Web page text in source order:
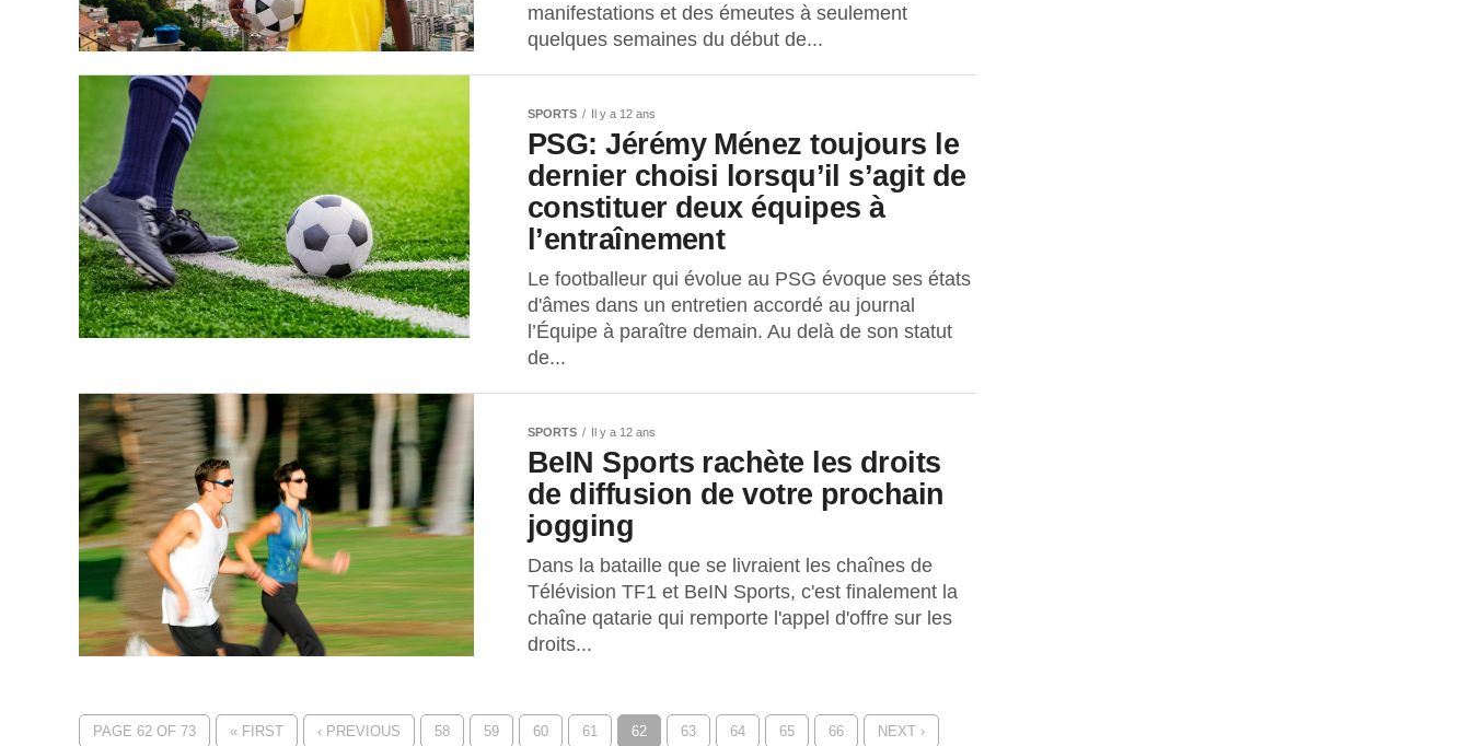
manifestations et des émeutes à seulement
quelques semaines du début de...
SPORTS Il y a 12 ans
PSG: Jérémy Ménez toujours le
dernier choisi lorsqu’il s’agit de
constituer deux équipes à
l’entraînement
Le footballeur qui évolue au PSG évoque ses états
d'âmes dans un entretien accordé au journal
l’Équipe à paraître demain. Au delà de son statut
de...
SPORTS Il y a 12 ans
BeIN Sports rachète les droits
de diffusion de votre prochain
jogging
Dans la bataille que se livraient les chaînes de
Télévision TF1 et BeIN Sports, c'est finalement la
chaîne qatarie qui remporte l'appel d'offre sur les
droits...
PAGE 62 OF 73 « FIRST ‹ PREVIOUS 58 59 60 61 62 63 64 65 66 NEXT ›